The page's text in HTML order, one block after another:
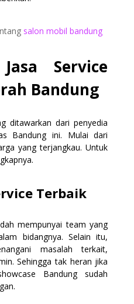
salon mobil bandung
Service
Bandung
ditawarkan dari penyedia
Bandung ini. Mulai dari
yang terjangkau. Untuk
Terbaik
mempunyai team yang
bidangnya. Selain itu,
masalah terkait,
Sehingga tak heran jika
Bandung sudah